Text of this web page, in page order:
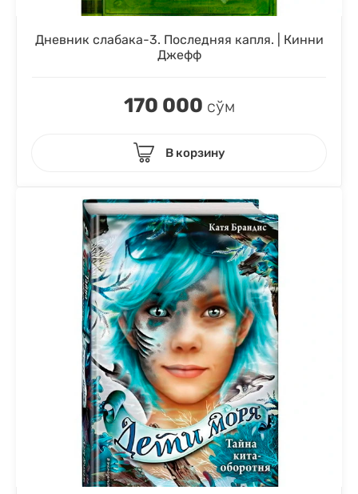
Дневник слабака-3. Последняя капля. | Кинни
Джефф
170 000 сўм
В корзину